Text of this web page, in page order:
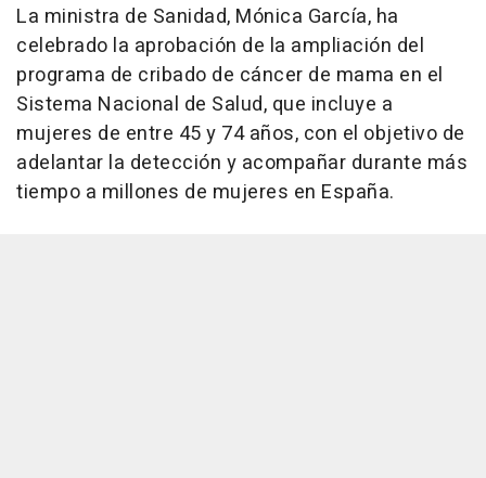
La ministra de Sanidad, Mónica García, ha
celebrado la aprobación de la ampliación del
programa de cribado de cáncer de mama en el
Sistema Nacional de Salud, que incluye a
mujeres de entre 45 y 74 años, con el objetivo de
adelantar la detección y acompañar durante más
tiempo a millones de mujeres en España.